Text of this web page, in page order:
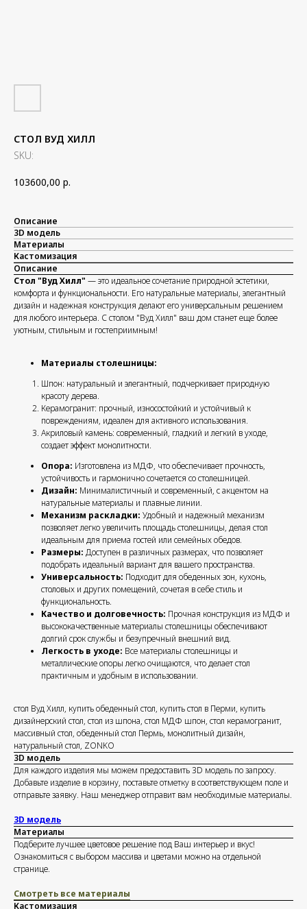
СТОЛ ВУД ХИЛЛ
SKU:
103600,00 р.
Описание
3D модель
Материалы
Кастомизация
Описание
Стол "Вуд Хилл" — это идеальное сочетание природной эстетики,
комфорта и функциональности. Его натуральные материалы, элегантный
дизайн и надежная конструкция делают его универсальным решением
для любого интерьера. С столом "Вуд Хилл" ваш дом станет еще более
уютным, стильным и гостеприимным!
Материалы столешницы:
Шпон: натуральный и элегантный, подчеркивает природную
красоту дерева.
Керамогранит: прочный, износостойкий и устойчивый к
повреждениям, идеален для активного использования.
Акриловый камень: современный, гладкий и легкий в уходе,
создает эффект монолитности.
Опора: Изготовлена из МДФ, что обеспечивает прочность,
устойчивость и гармонично сочетается со столешницей.
Дизайн: Минималистичный и современный, с акцентом на
натуральные материалы и плавные линии.
Механизм раскладки: Удобный и надежный механизм
позволяет легко увеличить площадь столешницы, делая стол
идеальным для приема гостей или семейных обедов.
Размеры: Доступен в различных размерах, что позволяет
подобрать идеальный вариант для вашего пространства.
Универсальность: Подходит для обеденных зон, кухонь,
столовых и других помещений, сочетая в себе стиль и
функциональность.
Качество и долговечность: Прочная конструкция из МДФ и
высококачественные материалы столешницы обеспечивают
долгий срок службы и безупречный внешний вид.
Легкость в уходе: Все материалы столешницы и
металлические опоры легко очищаются, что делает стол
практичным и удобным в использовании.
стол Вуд Хилл, купить обеденный стол, купить стол в Перми, купить
дизайнерский стол, стол из шпона, стол МДФ шпон, стол керамогранит,
массивный стол, обеденный стол Пермь, монолитный дизайн,
натуральный стол, ZONKO
3D модель
Для каждого изделия мы можем предоставить 3D модель по запросу.
Добавьте изделие в корзину, поставьте отметку в соответствующем поле и
отправьте заявку. Наш менеджер отправит вам необходимые материалы.
3D модель
Материалы
Подберите лучшее цветовое решение под Ваш интерьер и вкус!
Ознакомиться с выбором массива и цветами можно на отдельной
странице.
Смотреть все материалы
Кастомизация